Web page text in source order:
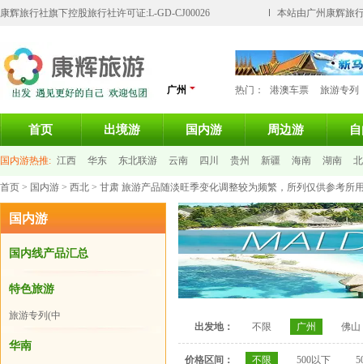
康辉旅行社旗下控股旅行社许可证:L-GD-CJ00026 本站由广州康辉旅
广州 热门： 港澳车票 旅游专列
首页 出境游 国内游 周边游
国内游热推: 江西 华东 东北联游 云南 四川 贵州 新疆 海南 湖南
首页 > 国内游 > 西北 > 甘肃 旅游产品随淡旺季变化调整较为频繁，所列仅供参考
国内游
国内线产品汇总
特色旅游
旅游专列(中
华南
出发地： 不限 广州 佛山
价格区间： 不限 500以下